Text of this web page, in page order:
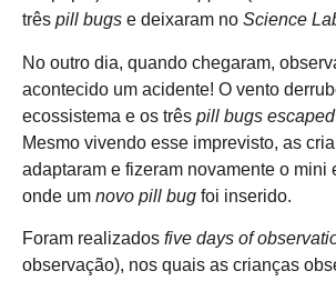
três pill bugs e deixaram no Science
No outro dia, quando chegaram,
acontecido um acidente! O vento
ecossistema e os três pill bugs escaped
Mesmo vivendo esse imprevisto, as
adaptaram e fizeram novamente o mini
onde um novo pill bug foi inserido.
Foram realizados five days of
observação), nos quais as crianças